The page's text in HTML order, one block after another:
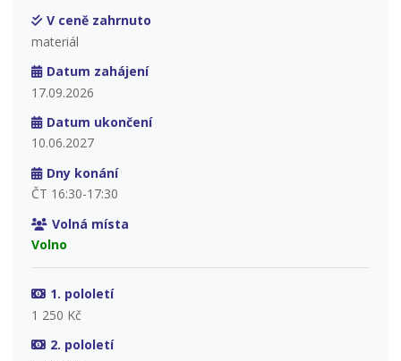
V ceně zahrnuto
materiál
Datum zahájení
17.09.2026
Datum ukončení
10.06.2027
Dny konání
ČT 16:30-17:30
Volná místa
Volno
1. pololetí
1 250 Kč
2. pololetí